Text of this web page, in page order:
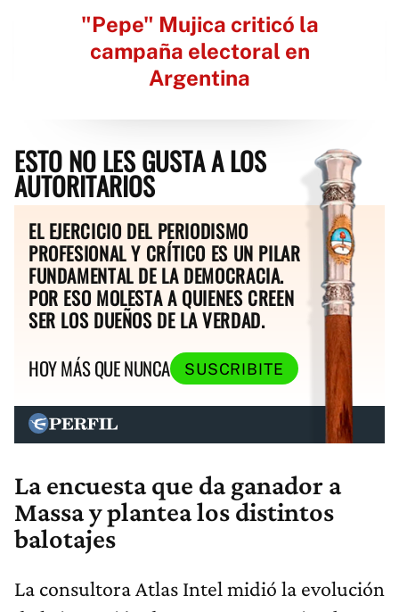
"Pepe" Mujica criticó la
campaña electoral en
Argentina
ESTO NO LES GUSTA A LOS
AUTORITARIOS
EL EJERCICIO DEL PERIODISMO
PROFESIONAL Y CRÍTICO ES UN PILAR
FUNDAMENTAL DE LA DEMOCRACIA.
POR ESO MOLESTA A QUIENES CREEN
SER LOS DUEÑOS DE LA VERDAD.
HOY MÁS QUE NUNCA
SUSCRIBITE
La encuesta que da ganador a
Massa y plantea los distintos
balotajes
La consultora Atlas Intel midió la evolución